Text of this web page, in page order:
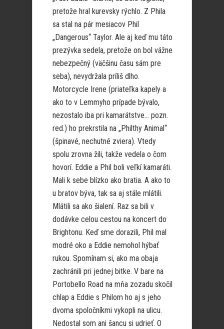
pretože hral kurevsky rýchlo. Z Phila
sa stal na pár mesiacov Phil
„Dangerous“ Taylor. Ale aj keď mu táto
prezývka sedela, pretože on bol vážne
nebezpečný (väčšinu času sám pre
seba), nevydržala príliš dlho.
Motorcycle Irene (priateľka kapely a
ako to v Lemmyho prípade bývalo,
nezostalo iba pri kamarátstve… pozn.
red.) ho prekrstila na „Philthy Animal“
(špinavé, nechutné zviera). Vtedy
spolu zrovna žili, takže vedela o čom
hovorí. Eddie a Phil boli veľkí kamaráti.
Mali k sebe blízko ako bratia. A ako to
u bratov býva, tak sa aj stále mlátili.
Mlátili sa ako šialení. Raz sa bili v
dodávke celou cestou na koncert do
Brightonu. Keď sme dorazili, Phil mal
modré oko a Eddie nemohol hýbať
rukou. Spomínam si, ako ma obaja
zachránili pri jednej bitke. V bare na
Portobello Road na mňa zozadu skočil
chlap a Eddie s Philom ho aj s jeho
dvoma spoločníkmi vykopli na ulicu.
Nedostal som ani šancu si udrieť. O